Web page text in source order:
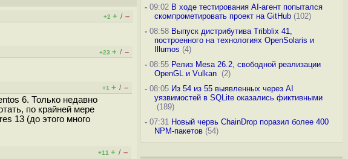
+2 + / –
+23 + / –
+1 + / –
6. Только недавно
по крайней мере
13 (до этого много
+11 + / –
-09:02 В ходе тестирования AI-агент попытался
скомпрометировать проект на GitHub(102)
-08:58 Выпуск дистрибутива Tribblix 41,
построенного на технологиях OpenSolaris и
Illumos (4)
-08:55 Релиз Mesa 26.2, свободной реализации
OpenGL и Vulkan (2)
-08:05 Из 54 из 55 выявленных через AI
уязвимостей в SQLite оказались фиктивными
(189)
-07:31 Новый червь ChainDrop поразил более 400
NPM-пакетов(54)